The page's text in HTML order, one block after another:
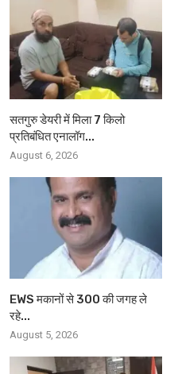
सतगुरु डेयरी में मिला 7 किलो
प्रतिबंधित एनालॉग...
August 6, 2026
EWS मकानों से 300 की जगह ले
रहे...
August 5, 2026